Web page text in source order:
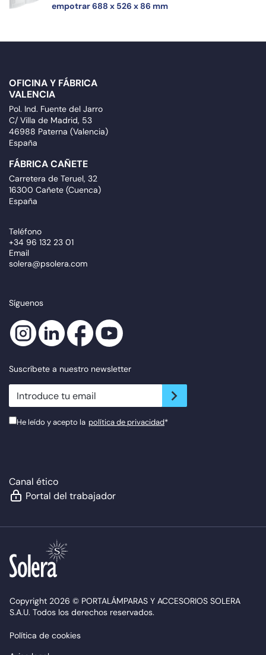
empotrar 688 x 526 x 86 mm
OFICINA Y FÁBRICA
VALENCIA
Pol. Ind. Fuente del Jarro
C/ Villa de Madrid, 53
46988 Paterna (Valencia)
España
FÁBRICA CAÑETE
Carretera de Teruel, 32
16300 Cañete (Cuenca)
España
Teléfono
+34 96 132 23 01
Email
solera@psolera.com
Síguenos
Suscríbete a nuestro newsletter
newsletter.suscribe
He leído y acepto la política de privacidad*
Canal ético
Portal del trabajador
Copyright 2026 © PORTALÁMPARAS Y ACCESORIOS SOLERA
S.A.U. Todos los derechos reservados.
Política de cookies